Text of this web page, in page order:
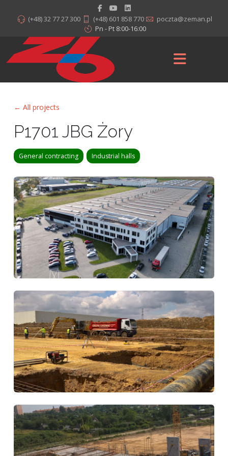
(+48) 32 77 27 300 (+48) 601 858 770
poczta@zeman.pl
Pn - Pt 8:00-16:00
← All projects
P1701 JBG Żory
General contracting Industrial halls